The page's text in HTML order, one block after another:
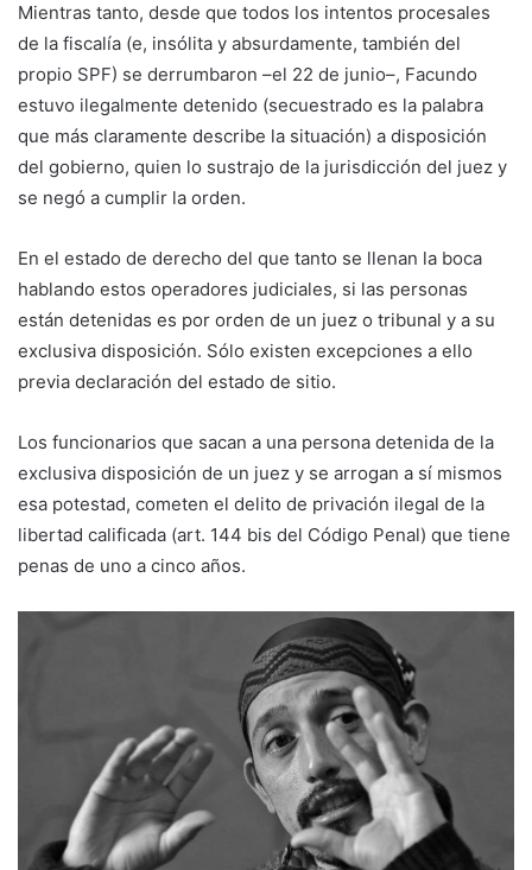
Mientras tanto, desde que todos los intentos procesales
de la fiscalía (e, insólita y absurdamente, también del
propio SPF) se derrumbaron –el 22 de junio–, Facundo
estuvo ilegalmente detenido (secuestrado es la palabra
que más claramente describe la situación) a disposición
del gobierno, quien lo sustrajo de la jurisdicción del juez y
se negó a cumplir la orden.
En el estado de derecho del que tanto se llenan la boca
hablando estos operadores judiciales, si las personas
están detenidas es por orden de un juez o tribunal y a su
exclusiva disposición. Sólo existen excepciones a ello
previa declaración del estado de sitio.
Los funcionarios que sacan a una persona detenida de la
exclusiva disposición de un juez y se arrogan a sí mismos
esa potestad, cometen el delito de privación ilegal de la
libertad calificada (art. 144 bis del Código Penal) que tiene
penas de uno a cinco años.